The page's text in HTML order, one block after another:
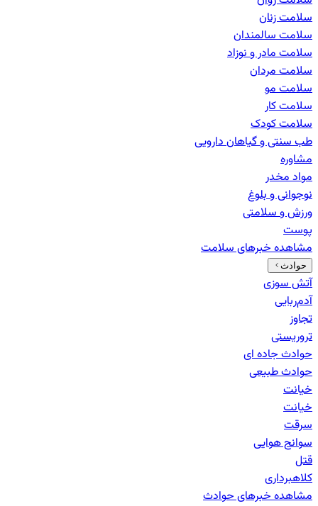
سلامت زنان
سلامت سالمندان
سلامت مادر و نوزاد
سلامت مردان
سلامت مو
سلامت کار
سلامت کودک
طب سنتی و گیاهان دارویی
مشاوره
مواد مخدر
نوجوانی و بلوغ
ورزش و سلامتی
پوست
مشاهده خبرهایسلامت
حوادث
آتش سوزی
آدم‌ربایی
تجاوز
تروریستی
حوادث جاده ای
حوادث طبیعی
خيانت
خیانت
سرقت
سوانح هوایی
قتل
کلاهبرداری
مشاهده خبرهایحوادث